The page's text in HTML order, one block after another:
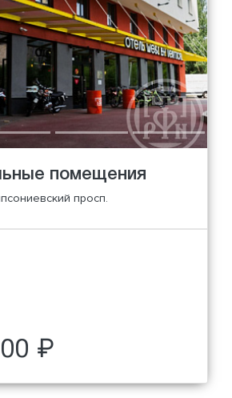
помещения
просп.
₽